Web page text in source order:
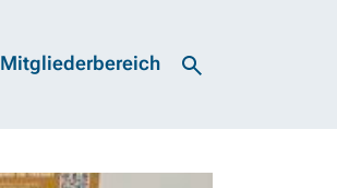
Mitgliederbereich